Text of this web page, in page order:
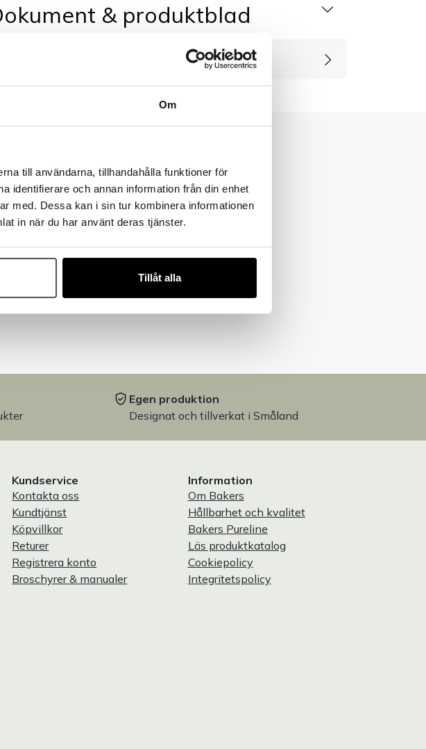
Om
till användarna, tillhandahålla funktioner för
identifierare och annan information från din enhet
med. Dessa kan i sin tur kombinera informationen
in när du har använt deras tjänster.
Tillåt alla
& produktblad
Egen produktion
Designat och tillverkat i Småland
Kundservice
Kontakta oss
Kundtjänst
Köpvillkor
Returer
Registrera konto
Broschyrer & manualer
Information
Om Bakers
Hållbarhet och kvalitet
Bakers Pureline
Läs produktkatalog
Cookiepolicy
Integritetspolicy
som företag